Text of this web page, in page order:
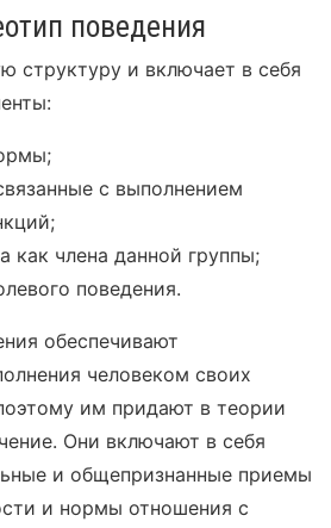
поведения
структуру и включает в себя
с выполнением
как члена данной группы;
поведения.
обеспечивают
человеком своих
им придают в теории
Они включают в себя
и общепризнанные приемы
и нормы отношения с